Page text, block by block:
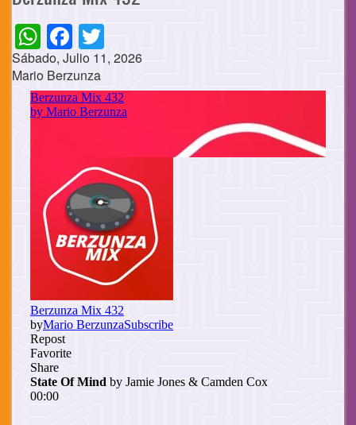
WhatsApp
Facebook
Sábado, Julio 11, 2026
Mario Berzunza
Cuerpo